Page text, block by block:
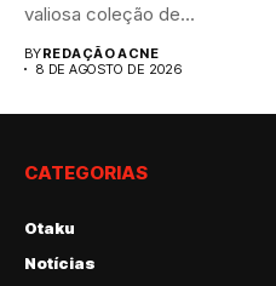
valiosa coleção de...
BYREDAÇÃO ACNE
8 DE AGOSTO DE 2026
CATEGORIAS
Otaku
Notícias